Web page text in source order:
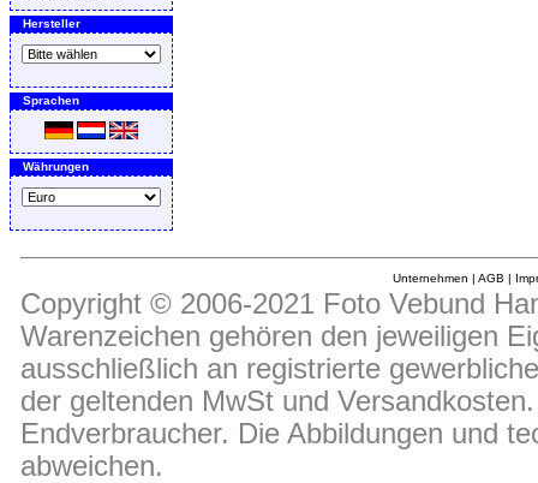
Hersteller
Sprachen
Währungen
Unternehmen | AGB |
Copyright © 2006-2021 Foto Vebund
Warenzeichen gehören den jeweiligen
ausschließlich an registrierte
der geltenden MwSt und
Endverbraucher. Die Abbildungen und
abweichen.